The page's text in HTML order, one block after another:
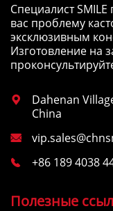
Специалист
вас проблему
эксклюзивным
Изготовление на

Dahenan
China

 +86 189 4038
Полезные